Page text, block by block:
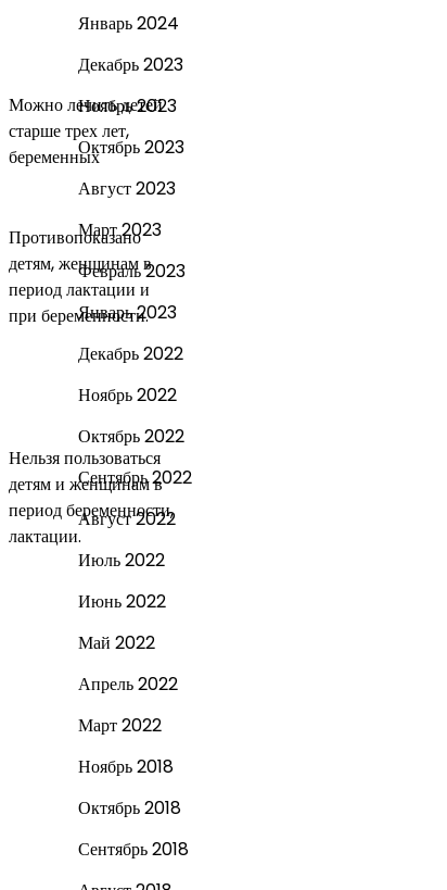
Можно лечить детей
старше трех лет,
беременных
Противопоказано
детям, женщинам в
период лактации и
при беременности.
Нельзя пользоваться
детям и женщинам в
период беременности,
лактации.
Январь 2024
Декабрь 2023
Ноябрь 2023
Октябрь 2023
Август 2023
Март 2023
Февраль 2023
Январь 2023
Декабрь 2022
Ноябрь 2022
Октябрь 2022
Сентябрь 2022
Август 2022
Июль 2022
Июнь 2022
Май 2022
Апрель 2022
Март 2022
Ноябрь 2018
Октябрь 2018
Сентябрь 2018